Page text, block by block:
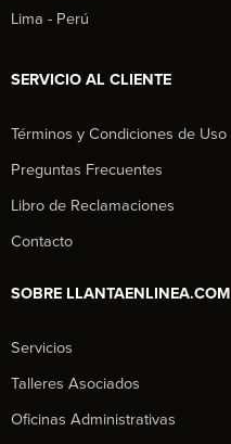
Lima - Perú
SERVICIO AL CLIENTE
Términos y Condiciones de Uso
Preguntas Frecuentes
Libro de Reclamaciones
Contacto
SOBRE LLANTAENLINEA.COM
Servicios
Talleres Asociados
Oficinas Administrativas